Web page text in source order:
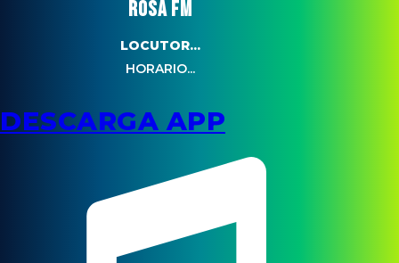
ROSA FM
LOCUTOR...
HORARIO...
DESCARGA APP